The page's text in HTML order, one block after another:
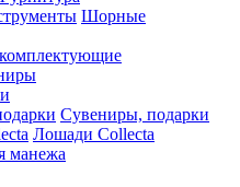
Шорные
Сувениры, подарки
Лошади Collecta
манежа